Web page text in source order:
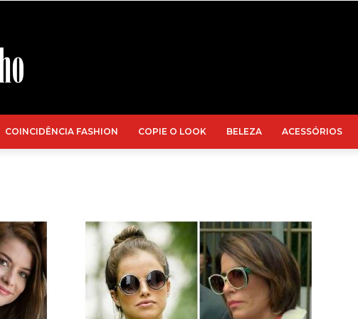
COINCIDÊNCIA FASHION COPIE O LOOK BELEZA ACESSÓRIOS